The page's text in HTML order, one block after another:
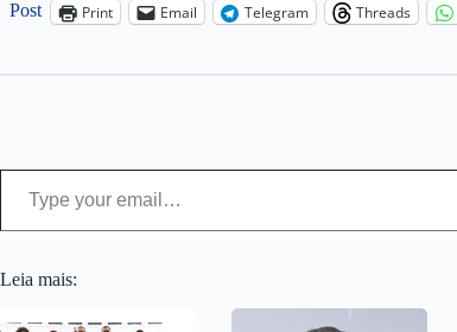
Post Print Email Telegram Threads
Type your email…
Leia mais: